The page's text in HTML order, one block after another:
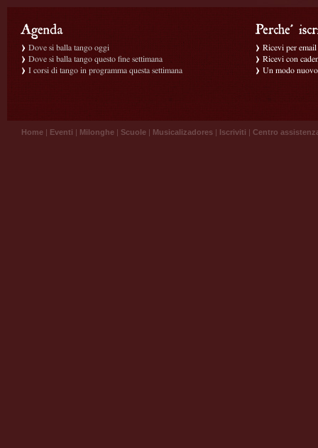
Dove si balla tango oggi
Dove si balla tango questo fine settimana
I corsi di tango in programma questa settimana
Ricevi per
Ricevi con
Un modo
Home | Eventi | Milonghe | Scuole | Musicalizadores | Iscriviti | Centro